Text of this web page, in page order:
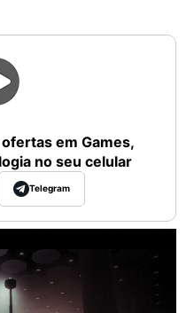
em Games,
no seu celular
Telegram